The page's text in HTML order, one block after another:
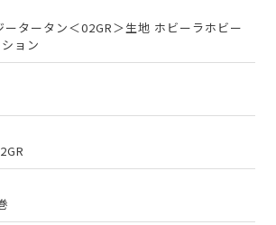
タータン＜02GR＞生地 ホビーラホビー
ョン